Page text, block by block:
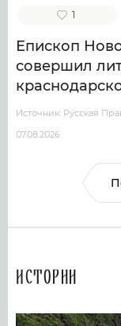
1
Епископ
совершил
Источник: Русская
07.08.2026
Истории